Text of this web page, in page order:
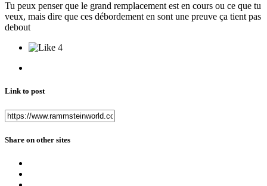
Tu peux penser que le grand remplacement est en cours ou ce que tu
veux, mais dire que ces débordement en sont une preuve ça tient pas
debout
4
Link to post
Share on other sites